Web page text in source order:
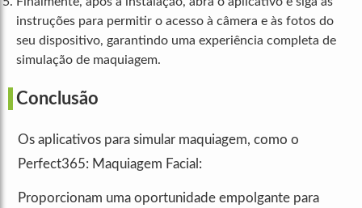
instruções para permitir o acesso à câmera e às fotos do
seu dispositivo, garantindo uma experiência completa de
simulação de maquiagem.
Conclusão
Os aplicativos para simular maquiagem, como o
Perfect365: Maquiagem Facial:
Proporcionam uma oportunidade empolgante para